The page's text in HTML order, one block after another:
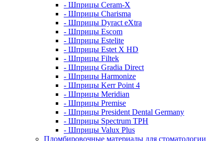
- Шприцы Ceram-X
- Шприцы Charisma
- Шприцы Dyract eXtra
- Шприцы Escom
- Шприцы Estelite
- Шприцы Estet X HD
- Шприцы Filtek
- Шприцы Gradia Direct
- Шприцы Harmonize
- Шприцы Kerr Point 4
- Шприцы Meridian
- Шприцы Premise
- Шприцы President Dental Germany
- Шприцы Spectrum TPH
- Шприцы Valux Plus
Пломбировочные материалы для стоматологии